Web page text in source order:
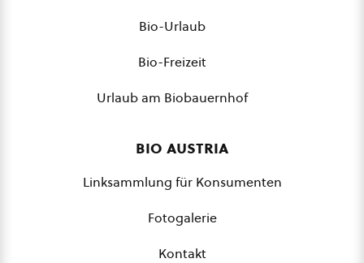
Bio-Urlaub
Bio-Freizeit
Urlaub am Biobauernhof
bio austria
Linksammlung für Konsumenten
Fotogalerie
Kontakt